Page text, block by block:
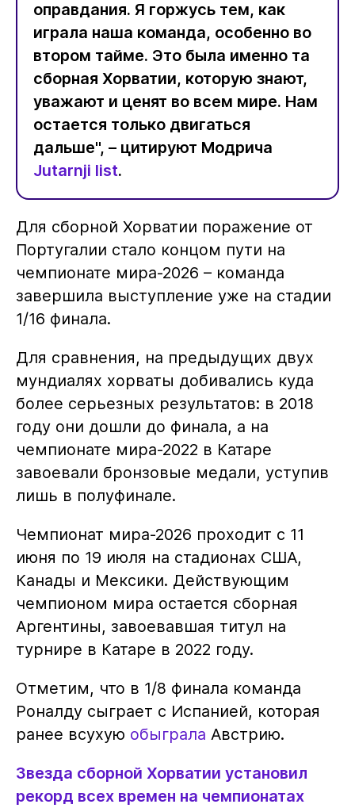
оправдания. Я горжусь тем, как
играла наша команда, особенно во
втором тайме. Это была именно та
сборная Хорватии, которую знают,
уважают и ценят во всем мире. Нам
остается только двигаться
дальше", – цитируют Модрича
Jutarnji list.
Для сборной Хорватии поражение от
Португалии стало концом пути на
чемпионате мира-2026 – команда
завершила выступление уже на стадии
1/16 финала.
Для сравнения, на предыдущих двух
мундиалях хорваты добивались куда
более серьезных результатов: в 2018
году они дошли до финала, а на
чемпионате мира-2022 в Катаре
завоевали бронзовые медали, уступив
лишь в полуфинале.
Чемпионат мира-2026 проходит с 11
июня по 19 июля на стадионах США,
Канады и Мексики. Действующим
чемпионом мира остается сборная
Аргентины, завоевавшая титул на
турнире в Катаре в 2022 году.
Отметим, что в 1/8 финала команда
Роналду сыграет с Испанией, которая
ранее всухую обыграла Австрию.
Звезда сборной Хорватии установил
рекорд всех времен на чемпионатах